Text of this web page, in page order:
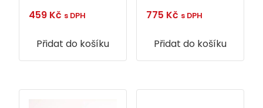
459 Kč s DPH
Přidat do košíku
775 Kč s DPH
Přidat do košíku